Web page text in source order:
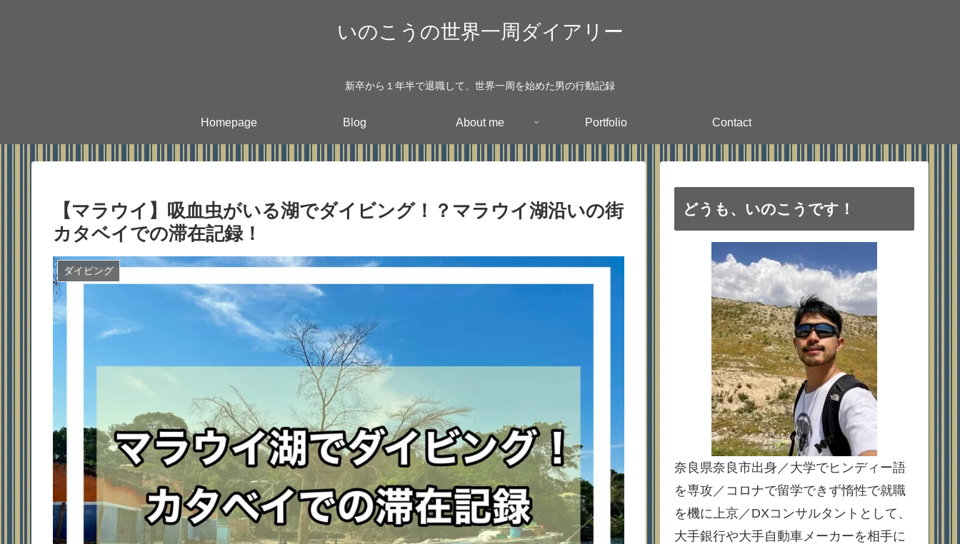
いのこうの世界一周ダイアリー
新卒から１年半で退職して、世界一周を始めた男の行動記録
Homepage Blog About me Portfolio Contact
【マラウイ】吸血虫がいる湖でダイビング！？マラウイ湖沿いの街
カタベイでの滞在記録！
ダイビング
どうも、いのこうです！
奈良県奈良市出身／大学でヒンディー語
を専攻／コロナで留学できず惰性で就職
を機に上京／DXコンサルタントとして、
大手銀行や大手自動車メーカーを相手に